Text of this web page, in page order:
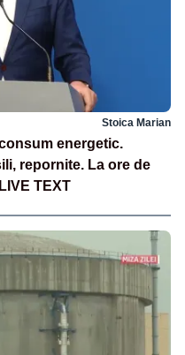
Stoica Marian
energetic.
repornite. La ore de
TEXT